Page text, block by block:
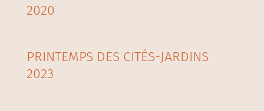
2020
PRINTEMPS DES CITÉS-JARDINS
2023